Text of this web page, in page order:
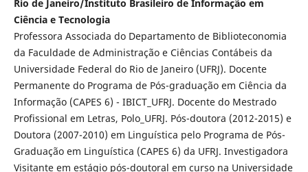
Rio de Janeiro/Instituto Brasileiro de Informação em
Ciência e Tecnologia
Professora Associada do Departamento de Biblioteconomia
da Faculdade de Administração e Ciências Contábeis da
Universidade Federal do Rio de Janeiro (UFRJ). Docente
Permanente do Programa de Pós-graduação em Ciência da
Informação (CAPES 6) - IBICT_UFRJ. Docente do Mestrado
Profissional em Letras, Polo_UFRJ. Pós-doutora (2012-2015) e
Doutora (2007-2010) em Linguística pelo Programa de Pós-
Graduação em Linguística (CAPES 6) da UFRJ. Investigadora
Visitante em estágio pós-doutoral em curso na Universidade